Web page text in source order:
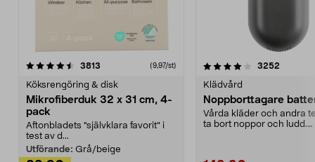
3813 (9,97/st)
Köksrengöring & disk
Mikrofiberduk 32 x 31 cm, 4-
pack
Aftonbladets "självklara favorit” i
test av d...
Utförande: Grå/beige
4.0av 5 stjärnor 3252
Klädvård
Noppborttagare
Vårda kläder och andra
ta bort noppor och ludd.
4.5av 5 stjärnor